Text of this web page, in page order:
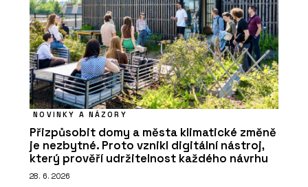
NOVINKY A NÁZORY
Přizpůsobit domy a města klimatické změně
je nezbytné. Proto vznikl digitální nástroj,
který prověří udržitelnost každého návrhu
28. 6. 2026